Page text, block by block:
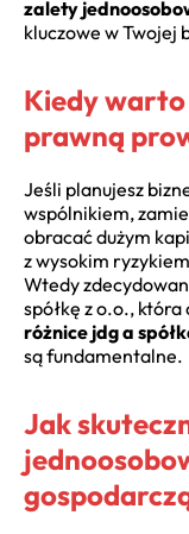
zalety
kluczowe w Twojej
Kiedy
prawną
Jeśli planujesz
wspólnikiem,
obracać dużym
z wysokim
Wtedy
spółkę z o.o.,
różnice jdg a
są fundamentalne.
Jak